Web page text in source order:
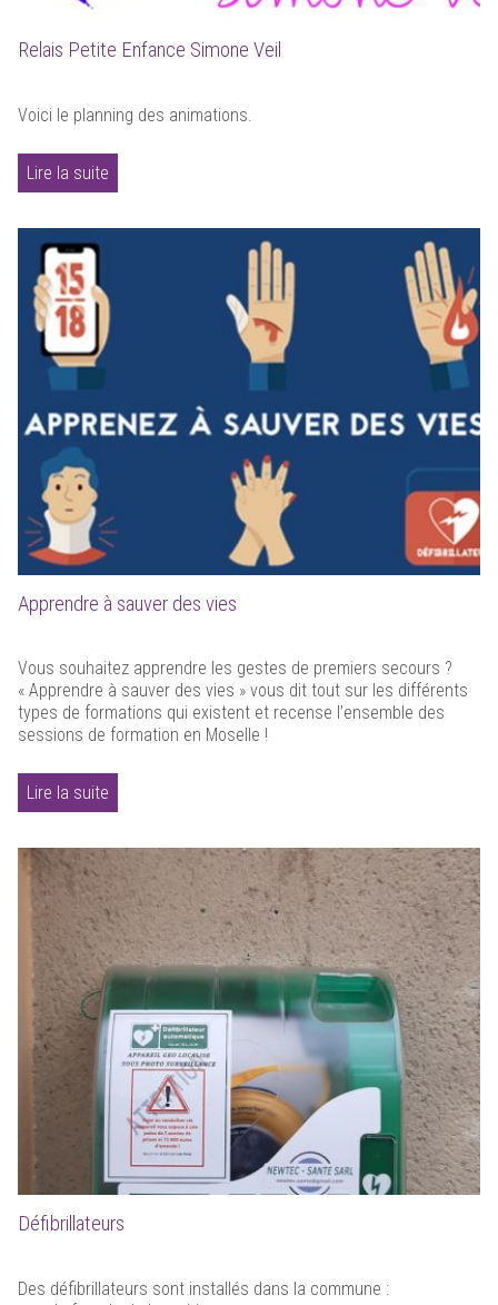
Relais Petite Enfance Simone Veil
Voici le planning des animations.
Lire la suite
Apprendre à sauver des vies
Vous souhaitez apprendre les gestes de premiers secours ?
« Apprendre à sauver des vies » vous dit tout sur les différents
types de formations qui existent et recense l’ensemble des
sessions de formation en Moselle !
Lire la suite
Défibrillateurs
Des défibrillateurs sont installés dans la commune :